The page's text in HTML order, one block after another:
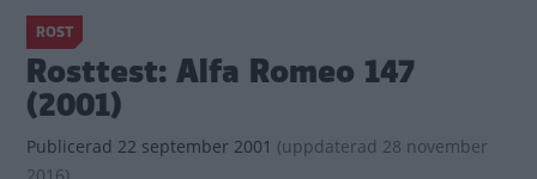
ROST
Rosttest: Alfa Romeo 147
(2001)
Publicerad 22 september 2001 (uppdaterad 28 november